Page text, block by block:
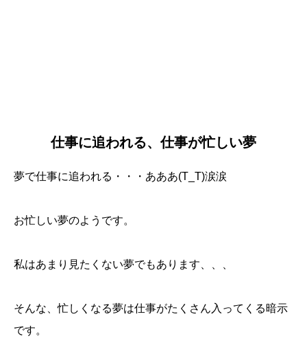
仕事に追われる、仕事が忙しい夢
夢で仕事に追われる・・・あああ(T_T)涙涙
お忙しい夢のようです。
私はあまり見たくない夢でもあります、、、
そんな、忙しくなる夢は仕事がたくさん入ってくる暗示
です。